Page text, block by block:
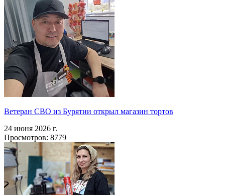
Ветеран СВО из Бурятии открыл магазин тортов
24 июня 2026 г.
Просмотров: 8779